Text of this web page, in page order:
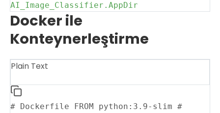
AI_Image_Classifier.AppDir
Docker ile
Konteynerleştirme
Plain Text
# Dockerfile FROM python:3.9-slim #